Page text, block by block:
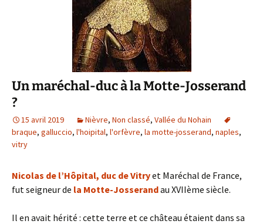
Un maréchal-duc à la Motte-Josserand
?
15 avril 2019 Nièvre, Non classé, Vallée du Nohain
braque, galluccio, l'hoipital, l'orfèvre, la motte-josserand, naples,
vitry
Nicolas de l’Hôpital, duc de Vitryet Maréchal de France,
fut seigneur de la Motte-Josserandau XVIIème siècle.
Il en avait hérité : cette terre et ce château étaient dans sa